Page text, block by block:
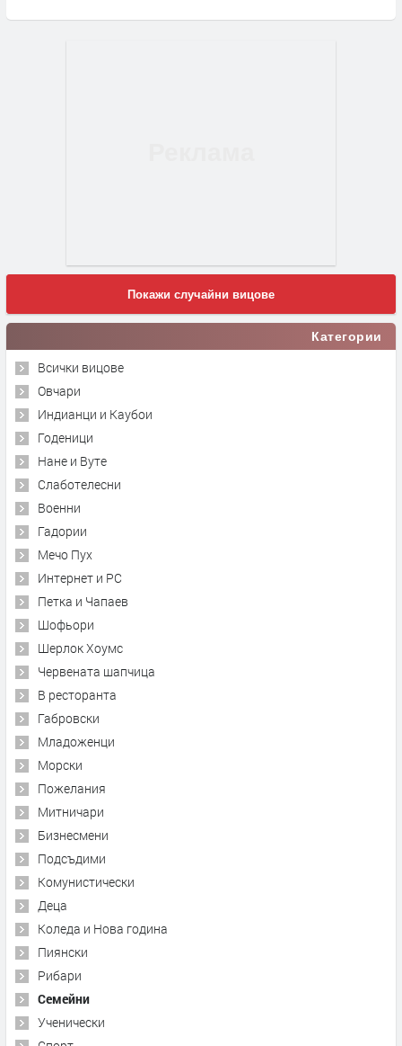
Покажи случайни вицове
Категории
Всички вицове
Овчари
Индианци и Каубои
Годеници
Нане и Вуте
Слаботелесни
Военни
Гадории
Мечо Пух
Интернет и PC
Петка и Чапаев
Шофьори
Шерлок Хоумс
Червената шапчица
В ресторанта
Габровски
Младоженци
Морски
Пожелания
Митничари
Бизнесмени
Подсъдими
Комунистически
Деца
Коледа и Нова година
Пиянски
Рибари
Семейни
Ученически